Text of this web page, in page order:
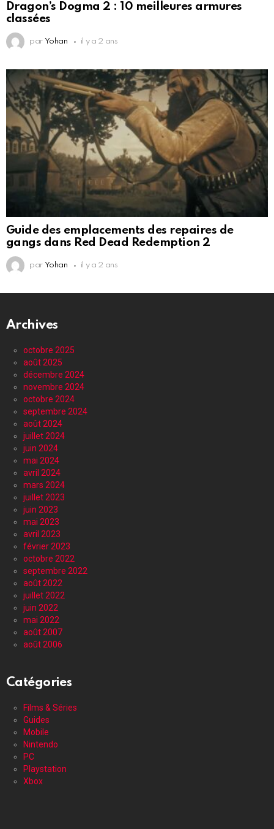
Dragon’s Dogma 2 : 10 meilleures armures
classées
par Yohan il y a 2 ans
Guide des emplacements des repaires de
gangs dans Red Dead Redemption 2
par Yohan il y a 2 ans
Archives
octobre 2025
août 2025
décembre 2024
novembre 2024
octobre 2024
septembre 2024
août 2024
juillet 2024
juin 2024
mai 2024
avril 2024
mars 2024
juillet 2023
juin 2023
mai 2023
avril 2023
février 2023
octobre 2022
septembre 2022
août 2022
juillet 2022
juin 2022
mai 2022
août 2007
août 2006
Catégories
Films & Séries
Guides
Mobile
Nintendo
PC
Playstation
Xbox